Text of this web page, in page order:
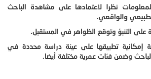
نظرا لاعتمادها على مشاهدة الباحث
والواقعي.
على التنبؤ وتوقع الظواهر في المستقبل.
إمكانية تطبيقها على عينة دراسة محددة في
وضمن فئات عمرية مختلفة أيضا.